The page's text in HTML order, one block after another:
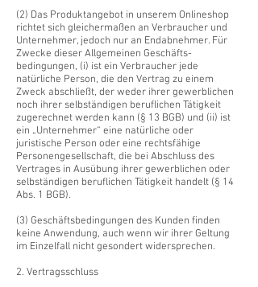
(2) Das Produktangebot in unserem Onlineshop
richtet sich gleichermaßen an Verbraucher und
Unternehmer, jedoch nur an Endabnehmer. Für
Zwecke dieser Allgemeinen Geschäfts­
bedingungen, (i) ist ein Verbraucher jede
natürliche Person, die den Vertrag zu einem
Zweck abschließt, der weder ihrer gewerblichen
noch ihrer selbständigen beruflichen Tätigkeit
zugerechnet werden kann (§ 13 BGB) und (ii) ist
ein „Unternehmer“ eine natürliche oder
juristische Person oder eine rechtsfähige
Personengesellschaft, die bei Abschluss des
Vertrages in Ausübung ihrer gewerblichen oder
selbständigen beruflichen Tätigkeit handelt (§ 14
Abs. 1 BGB).
(3) Geschäftsbedingungen des Kunden finden
keine Anwendung, auch wenn wir ihrer Geltung
im Einzelfall nicht gesondert widersprechen.
2. Vertragsschluss